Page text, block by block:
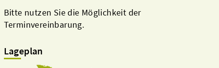
Bitte nutzen Sie die Möglichkeit der
Terminvereinbarung.
Lageplan